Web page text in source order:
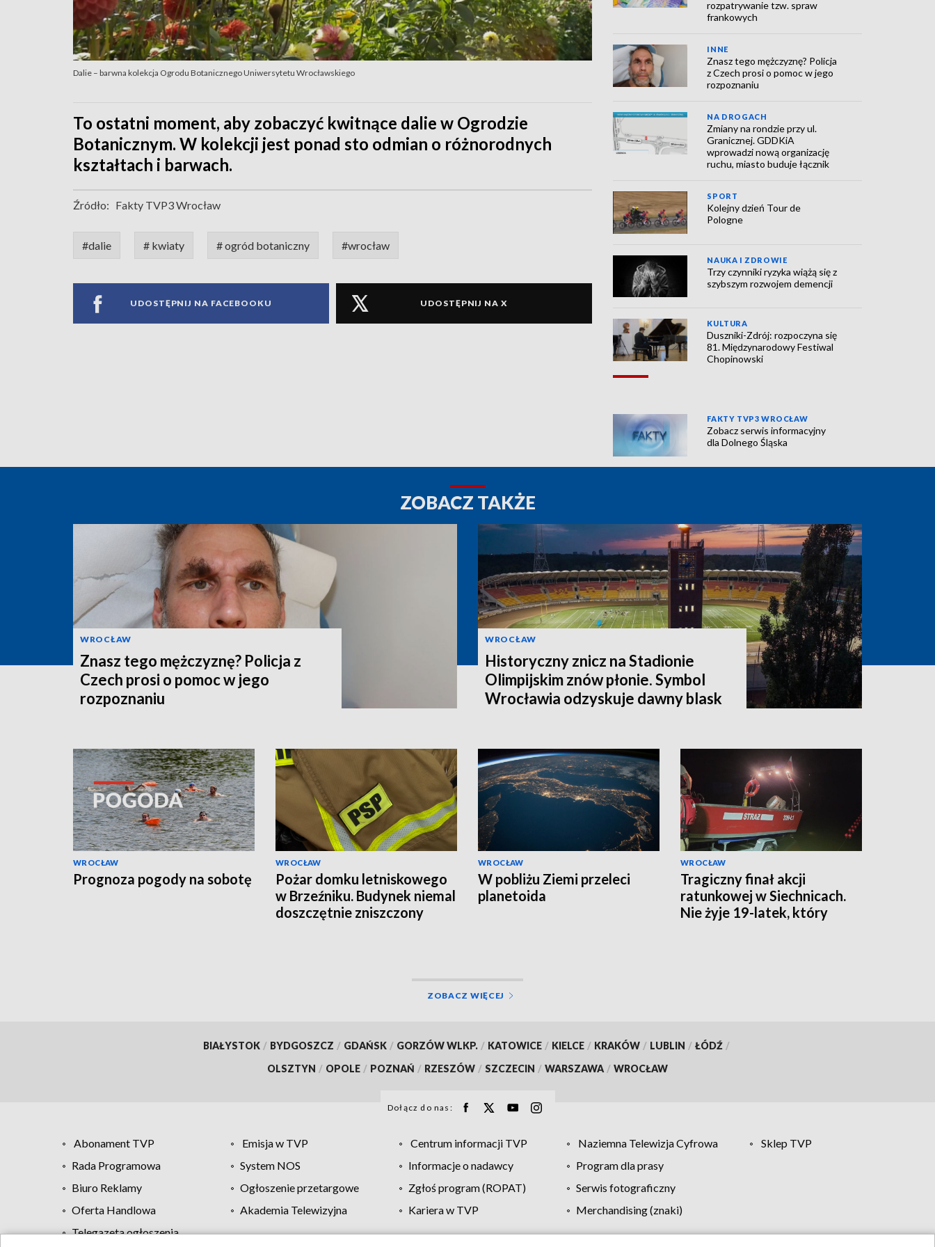
Dalie – barwna kolekcja Ogrodu Botanicznego Uniwersytetu Wrocławskiego
To ostatni moment, aby zobaczyć kwitnące dalie w Ogrodzie
Botanicznym. W kolekcji jest ponad sto odmian o różnorodnych
kształtach i barwach.
Źródło: Fakty TVP3 Wrocław
#dalie # kwiaty # ogród botaniczny #wrocław
UDOSTĘPNIJ NA FACEBOOKU UDOSTĘPNIJ NA X
rozpatrywanie tzw. spraw
frankowych
INNE
Znasz tego mężczyznę? Policja
z Czech prosi o pomoc w jego
rozpoznaniu
NA DROGACH
Zmiany na rondzie przy ul.
Granicznej. GDDKiA
wprowadzi nową organizację
ruchu, miasto buduje łącznik
SPORT
Kolejny dzień Tour de
Pologne
NAUKA I ZDROWIE
Trzy czynniki ryzyka wiążą się z
szybszym rozwojem demencji
KULTURA
Duszniki-Zdrój: rozpoczyna się
81. Międzynarodowy Festiwal
Chopinowski
FAKTY TVP3 WROCŁAW
Zobacz serwis informacyjny
dla Dolnego Śląska
ZOBACZ TAKŻE
WROCŁAW
Znasz tego mężczyznę? Policja z
Czech prosi o pomoc w jego
rozpoznaniu
WROCŁAW
Historyczny znicz na Stadionie
Olimpijskim znów płonie. Symbol
Wrocławia odzyskuje dawny blask
WROCŁAW
Prognoza pogody na sobotę
WROCŁAW
Pożar domku letniskowego
w Brzeźniku. Budynek niemal
doszczętnie zniszczony
WROCŁAW
W pobliżu Ziemi przeleci
planetoida
WROCŁAW
Tragiczny finał akcji
ratunkowej w Siechnicach.
Nie żyje 19-latek, który
ZOBACZ WIĘCEJ
BIAŁYSTOK / BYDGOSZCZ / GDAŃSK / GORZÓW WLKP. / KATOWICE / KIELCE / KRAKÓW / LUBLIN / ŁÓDŹ /
OLSZTYN / OPOLE / POZNAŃ / RZESZÓW / SZCZECIN / WARSZAWA / WROCŁAW
Dołącz do nas:
Abonament TVP Emisja w TVP Centrum informacji TVP Naziemna Telewizja Cyfrowa
Sklep TVP
Rada Programowa
System NOS Informacje o nadawcy
Program dla prasy
Biuro Reklamy
Ogłoszenie przetargowe Zgłoś program (ROPAT)
Serwis fotograficzny
Oferta Handlowa
Akademia Telewizyjna Kariera w TVP
Merchandising (znaki)
Telegazeta ogłoszenia